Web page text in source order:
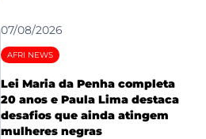
07/08/2026
AFRI NEWS
Lei Maria da Penha completa
20 anos e Paula Lima destaca
desafios que ainda atingem
mulheres negras